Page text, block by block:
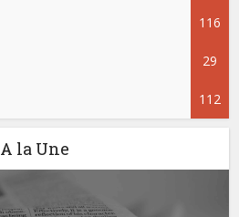
116
29
112
A la Une